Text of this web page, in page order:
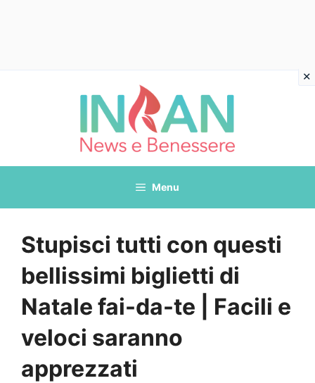
Menu
Stupisci tutti con questi
bellissimi biglietti di
Natale fai-da-te | Facili e
veloci saranno
apprezzati